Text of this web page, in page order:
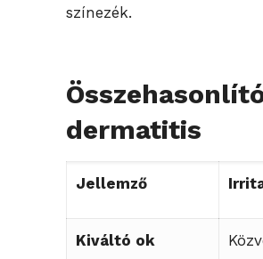
színezék.
dermatitis
Jellemző
Kiváltó ok